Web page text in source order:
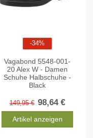
-34%
Vagabond 5548-001-
20 Alex W - Damen
Schuhe Halbschuhe -
Black
149,95 € 98,64 €
Artikel anzeigen